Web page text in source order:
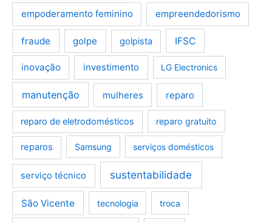
empoderamento feminino empreendedorismo
fraude golpe golpista IFSC
inovação investimento LG Electronics
manutenção mulheres reparo
reparo de eletrodomésticos reparo gratuito
reparos Samsung serviços domésticos
serviço técnico sustentabilidade
São Vicente tecnologia troca